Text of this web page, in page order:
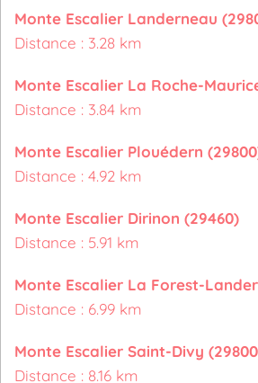
Monte Escalier Landerneau
Distance : 3.28 km
Monte Escalier La Roche-
Distance : 3.84 km
Monte Escalier Plouédern
Distance : 4.92 km
Monte Escalier Dirinon (29460)
Distance : 5.91 km
Monte Escalier La Forest-
Distance : 6.99 km
Monte Escalier Saint-Divy
Distance : 8.16 km